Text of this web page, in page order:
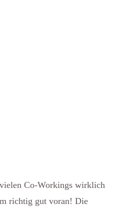
Co-Workings wirklich
richtig gut voran! Die